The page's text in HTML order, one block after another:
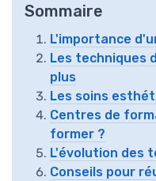
Sommaire
L'importance
Les techniques
plus
Les soins
Centres de
former ?
L'évolution des
Conseils pour